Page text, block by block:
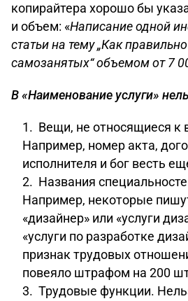
копирайтера хорошо бы
и объем: «Написание одной
статьи на тему „Как
самозанятых“ объемом от 7
В «Наименование услуги»
Вещи, не относящиеся к
Например, номер акта,
исполнителя и бог весть
Названия
Например, некоторые
«дизайнер» или «услуги
«услуги по разработке
признак трудовых
повеяло штрафом на 200
Трудовые функции.